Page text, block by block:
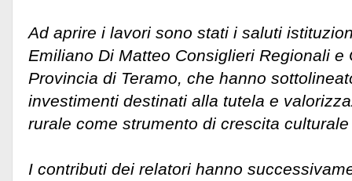
Ad aprire i lavori sono stati i saluti
Emiliano Di Matteo Consiglieri Regionali e
Provincia di Teramo, che hanno
investimenti destinati alla tutela e
rurale come strumento di crescita
I contributi dei relatori hanno